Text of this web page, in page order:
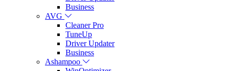
Business
AVG
Cleaner Pro
TuneUp
Driver Updater
Business
Ashampoo